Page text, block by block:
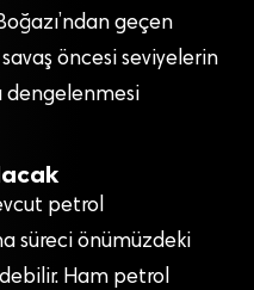
geçen
öncesi seviyelerin
dengelenmesi
petrol
süreci önümüzdeki
Ham petrol